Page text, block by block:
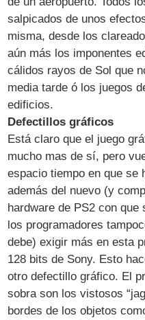
salpicados de unos
misma, desde los
aún más los imponentes
cálidos rayos de Sol que
media tarde ó los juegos
edificios.
Defectillos gráficos
Está claro que el juego
mucho mas de sí, pero
espacio tiempo en que se
además del nuevo (y
hardware de PS2 con que
los programadores
debe) exigir más en esta
128 bits de Sony. Esto
otro defectillo gráfico. El
sobra son los vistosos
bordes de los objetos